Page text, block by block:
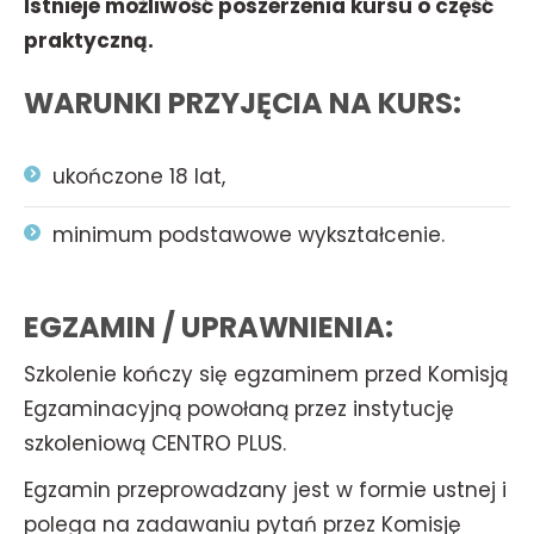
Istnieje możliwość poszerzenia kursu o część
praktyczną.
WARUNKI PRZYJĘCIA NA KURS:
ukończone 18 lat,
minimum podstawowe wykształcenie.
EGZAMIN / UPRAWNIENIA:
Szkolenie kończy się egzaminem przed Komisją
Egzaminacyjną powołaną przez instytucję
szkoleniową CENTRO PLUS.
Egzamin przeprowadzany jest w formie ustnej i
polega na zadawaniu pytań przez Komisję